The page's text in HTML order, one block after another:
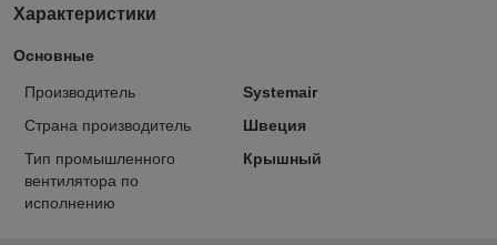
Характеристики
Основные
Производитель
Systemair
Страна производитель
Швеция
Тип промышленного
вентилятора по
исполнению
Крышный